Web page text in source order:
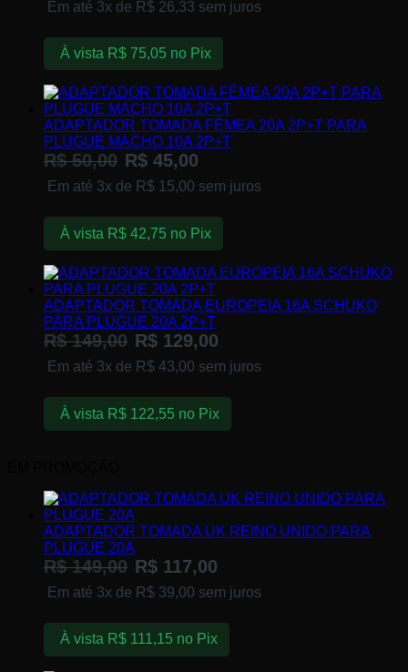
Em até 3x de R$ 26,33 sem juros
À vista R$75,05 no Pix
ADAPTADOR TOMADA FÊMEA 20A 2P+T PARA
PLUGUE MACHO 10A 2P+T
R$50,00 R$ 45,00
Em até 3x de R$ 15,00 sem juros
À vista R$42,75 no Pix
ADAPTADOR TOMADA EUROPEIA 16A SCHUKO
PARA PLUGUE 20A 2P+T
R$149,00 R$ 129,00
Em até 3x de R$ 43,00 sem juros
À vista R$122,55 no Pix
ADAPTADOR TOMADA UK REINO UNIDO PARA
PLUGUE 20A
R$149,00 R$ 117,00
Em até 3x de R$ 39,00 sem juros
À vista R$111,15 no Pix